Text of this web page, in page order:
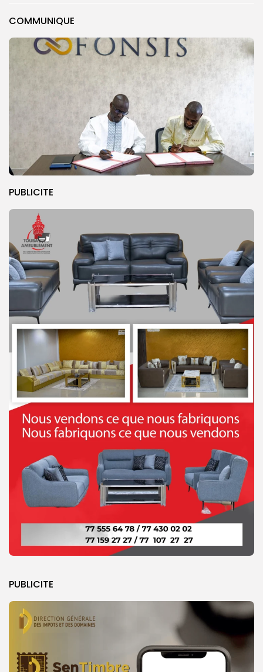
COMMUNIQUE
PUBLICITE
PUBLICITE